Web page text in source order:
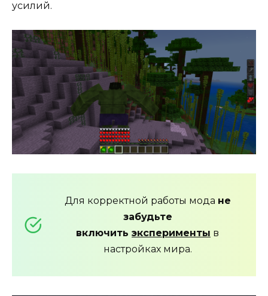
усилий.
Для корректной работы мода не
забудьте
включить эксперименты в
настройках мира.